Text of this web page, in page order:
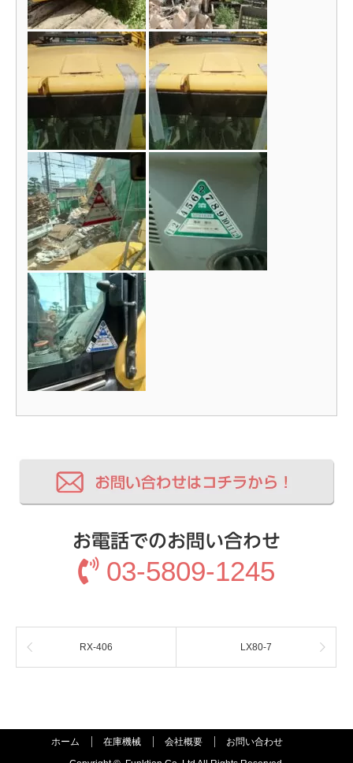
お電話でのお問い合わせ
03-5809-1245
RX-406 LX80-7
ホーム 在庫機械 会社概要
お問い合わせ